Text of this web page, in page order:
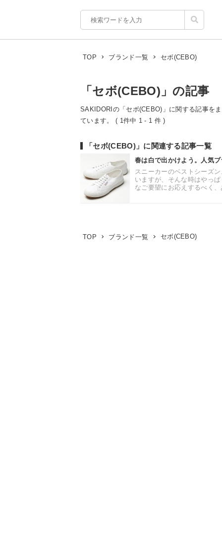
TOP ブランド一覧 セボ(CEBO)
「セボ(CEBO)」の記事
SAKIDORIの「セボ(CEBO)」に関する記事を
ています。 ( 1件中 1 - 1 件 )
「セボ(CEBO)」に関連する記事一覧
春は白で出かけよう。人気
スニーカーのベストシーズ
いますが、そんな時はやっ
なご要望にお応えするべく
TOP ブランド一覧 セボ(CEBO)